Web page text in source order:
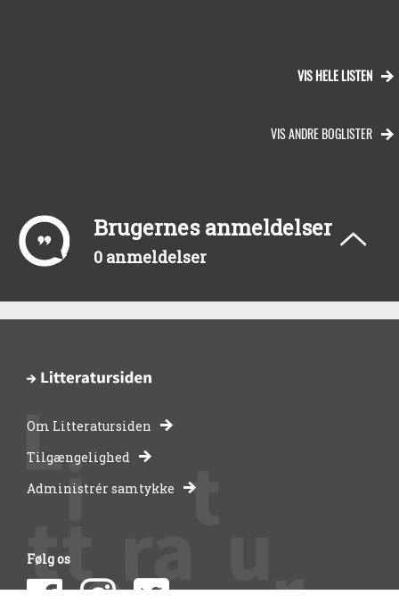
VIS HELE LISTEN
VIS ANDRE BOGLISTER
Brugernes anmeldelser
0 anmeldelser
-
bibliotekernes
side
Om Litteratursiden
Tilgængelighed
Administrér samtykke
Følg os